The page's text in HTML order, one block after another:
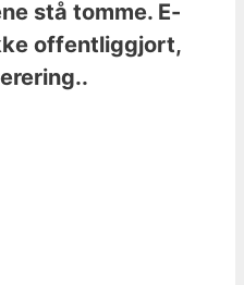
stå tomme. E-
offentliggjort,